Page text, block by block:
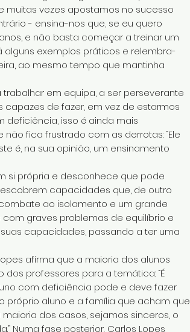
muitas vezes apostamos no sucesso
- ensina-nos que, se eu quero
e não basta começar a treinar um
alguns exemplos práticos e relembra-
ao mesmo tempo que mantinha
em equipa, a ser perseverante
de fazer, em vez de estarmos
deficiência, isso é ainda mais
fica frustrado com as derrotas: “Ele
é, na sua opinião, um ensinamento
si própria e desconhece que pode
capacidades que, de outro
ao isolamento e um grande
graves problemas de equilíbrio e
capacidades, passando a ter uma
afirma que a maioria dos alunos
professores para a temática: “É
com deficiência pode e deve fazer
próprio aluno e a família que acham que
dos casos, sejamos sinceros, o
Numa fase posterior, Carlos Lopes